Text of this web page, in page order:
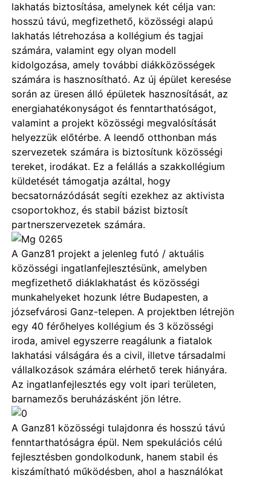
lakhatás biztosítása, amelynek két célja van:
hosszú távú, megfizethető, közösségi alapú
lakhatás létrehozása a kollégium és tagjai
számára, valamint egy olyan modell
kidolgozása, amely további diákközösségek
számára is hasznosítható. Az új épület keresése
során az üresen álló épületek hasznosítását, az
energiahatékonyságot és fenntarthatóságot,
valamint a projekt közösségi megvalósítását
helyezzük előtérbe. A leendő otthonban más
szervezetek számára is biztosítunk közösségi
tereket, irodákat. Ez a felállás a szakkollégium
küldetését támogatja azáltal, hogy
becsatornázódását segíti ezekhez az aktivista
csoportokhoz, és stabil bázist biztosít
partnerszervezetek számára.
A Ganz81 projekt a jelenleg futó / aktuális
közösségi ingatlanfejlesztésünk, amelyben
megfizethető diáklakhatást és közösségi
munkahelyeket hozunk létre Budapesten, a
józsefvárosi Ganz-telepen. A projektben létrejön
egy 40 férőhelyes kollégium és 3 közösségi
iroda, amivel egyszerre reagálunk a fiatalok
lakhatási válságára és a civil, illetve társadalmi
vállalkozások számára elérhető terek hiányára.
Az ingatlanfejlesztés egy volt ipari területen,
barnamezős beruházásként jön létre.
A Ganz81 közösségi tulajdonra és hosszú távú
fenntarthatóságra épül. Nem spekulációs célú
fejlesztésben gondolkodunk, hanem stabil és
kiszámítható működésben, ahol a használókat